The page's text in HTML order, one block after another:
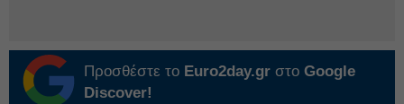
Προσθέστε το Euro2day.gr στο Google
Discover!